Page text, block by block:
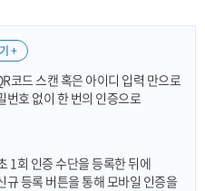
+
코드 스캔 혹은 아이디 입력 만으로
번호 없이 한 번의 인증으로
1회 인증 수단을 등록한 뒤에
등록 버튼을 통해 모바일 인증을